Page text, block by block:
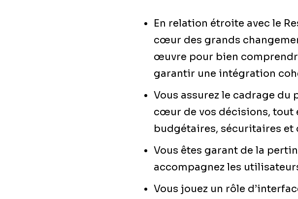
En relation étroite avec le
cœur des grands
œuvre pour bien
garantir une intégration
Vous assurez le cadrage du
cœur de vos décisions, tout
budgétaires, sécuritaires et
Vous êtes garant de la
accompagnez les
Vous jouez un rôle